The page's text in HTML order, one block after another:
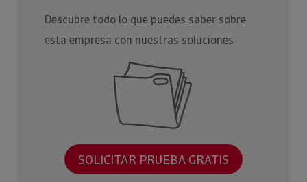
Descubre todo lo que puedes saber sobre
esta empresa con nuestras soluciones
SOLICITAR PRUEBA GRATIS